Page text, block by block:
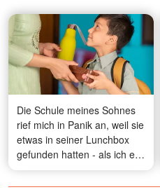
Die Schule meines Sohnes
rief mich in Panik an, weil sie
etwas in seiner Lunchbox
gefunden hatten - als ich es
sah, lief es mir kalt den
Rücken herunter